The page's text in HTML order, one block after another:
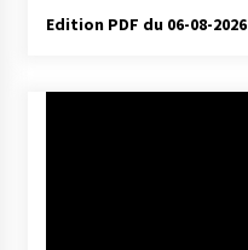
Edition PDF du 06-08-2026